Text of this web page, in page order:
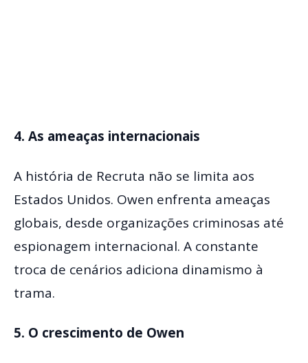
4. As ameaças internacionais
A história de Recruta não se limita aos
Estados Unidos. Owen enfrenta ameaças
globais, desde organizações criminosas até
espionagem internacional. A constante
troca de cenários adiciona dinamismo à
trama.
5. O crescimento de Owen